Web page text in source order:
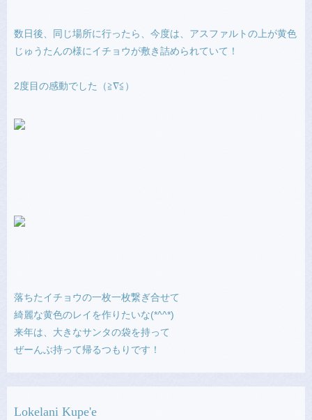
数日後、同じ場所に行ったら、今度は、アスファルトの上が黄色
じゅうたんの様にイチョウが敷き詰められていて！
2度目の感動でした（≧∇≦）
落ちたイチョウの一枚一枚繋ぎ合せて
綺麗な黄色のレイを作りたいな(*^^*)
来年は、大きなサンタの袋を持って
ぜーんぶ持って帰るつもりです！
Lokelani Kupe'e